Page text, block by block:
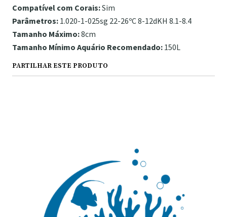
Compatível com Corais:Sim
Parâmetros: 1.020-1-025sg 22-26ºC 8-12dKH 8.1-8.4
Tamanho Máximo:8cm
Tamanho Mínimo Aquário Recomendado: 150L
PARTILHAR ESTE PRODUTO